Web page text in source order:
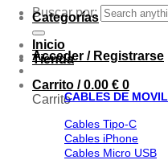
Buscar por:
Acceder / Registrarse
Carrito /0.00 € 0
Carrito
Categorías
Inicio
Tienda
CABLES DE MOVIL
Cables Tipo-C
Cables iPhone
Cables Micro USB